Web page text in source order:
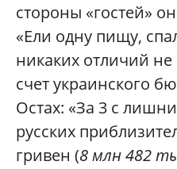
стороны «гостей»
«Ели одну пищу,
никаких отличий
счет украинского
Остах: «За 3 c
русских
гривен (8 млн 482